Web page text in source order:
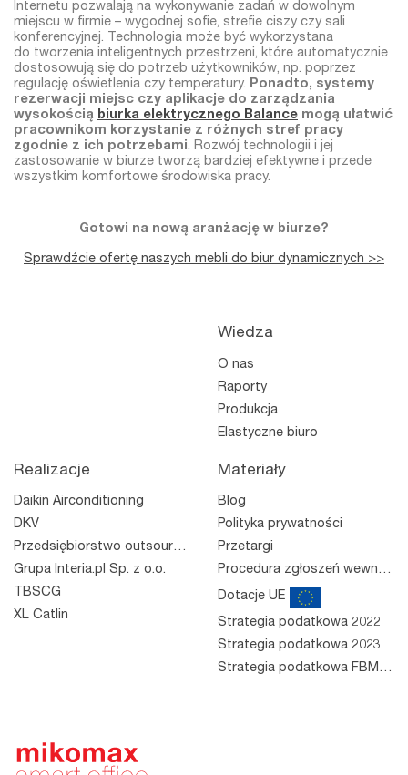
Internetu pozwalają na wykonywanie zadań w dowolnym
miejscu w firmie – wygodnej sofie, strefie ciszy czy sali
konferencyjnej. Technologia może być wykorzystana
do tworzenia inteligentnych przestrzeni, które automatycznie
dostosowują się do potrzeb użytkowników, np. poprzez
regulację oświetlenia czy temperatury. Ponadto, systemy
rezerwacji miejsc czy aplikacje do zarządzania
wysokością biurka elektrycznego Balance mogą ułatwić
pracownikom korzystanie z różnych stref pracy
zgodnie z ich potrzebami. Rozwój technologii i jej
zastosowanie w biurze tworzą bardziej efektywne i przede
wszystkim komfortowe środowiska pracy.
Gotowi na nową aranżację w biurze?
Sprawdźcie ofertę naszych mebli do biur dynamicznych >>
Wiedza
O nas
Raporty
Produkcja
Elastyczne biuro
Realizacje
Daikin Airconditioning
DKV
Przedsiębiorstwo outsourcingowe
Grupa Interia.pl Sp. z o.o.
TBSCG
XL Catlin
Materiały
Blog
Polityka prywatności
Przetargi
Procedura zgłoszeń wewnętrznych
Dotacje UE
Strategia podatkowa 2022
Strategia podatkowa 2023
Strategia podatkowa FBM 2023